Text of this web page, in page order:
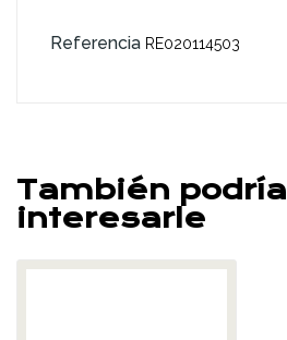
Referencia RE020114503
También podría
interesarle